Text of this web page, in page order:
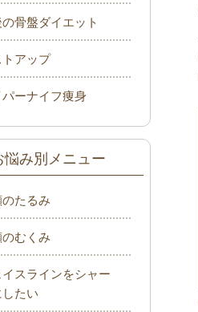
骨盤ダイエット
アップ
ーナイフ痩身
悩み別メニュー
たるみ
むくみ
スラインをシャー
たい